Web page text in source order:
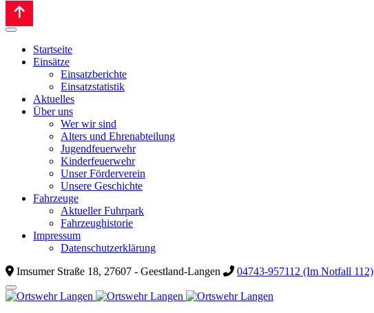
Startseite
Einsätze
Einsatzberichte
Einsatzstatistik
Aktuelles
Über uns
Wer wir sind
Alters und Ehrenabteilung
Jugendfeuerwehr
Kinderfeuerwehr
Unser Förderverein
Unsere Geschichte
Fahrzeuge
Aktueller Fuhrpark
Fahrzeughistorie
Impressum
Datenschutzerklärung
Imsumer Straße 18, 27607 - Geestland-Langen
04743-957112 (Im Notfall 112)